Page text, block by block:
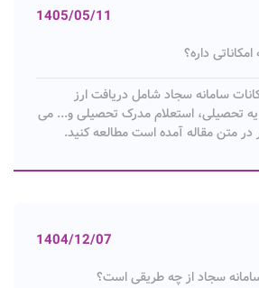
1405/05/11
داره؟
سامانه سجاد شامل دریافت ارز
یه تحصیلی، استعلام مدرک تحصیلی و... می
در متن مقاله آمده است مطالعه کنید.
1404/12/07
سجاد از چه طریقی است؟